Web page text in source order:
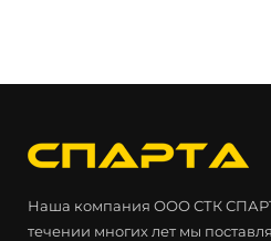
Наша компания ООО СТК
течении многих лет мы